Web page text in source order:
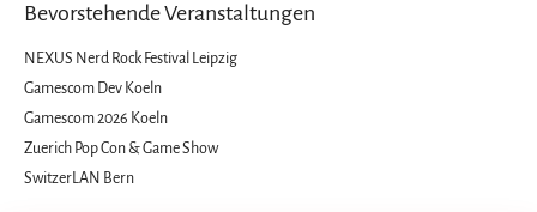
Bevorstehende Veranstaltungen
NEXUS Nerd Rock Festival Leipzig
Gamescom Dev Koeln
Gamescom 2026 Koeln
Zuerich Pop Con & Game Show
SwitzerLAN Bern